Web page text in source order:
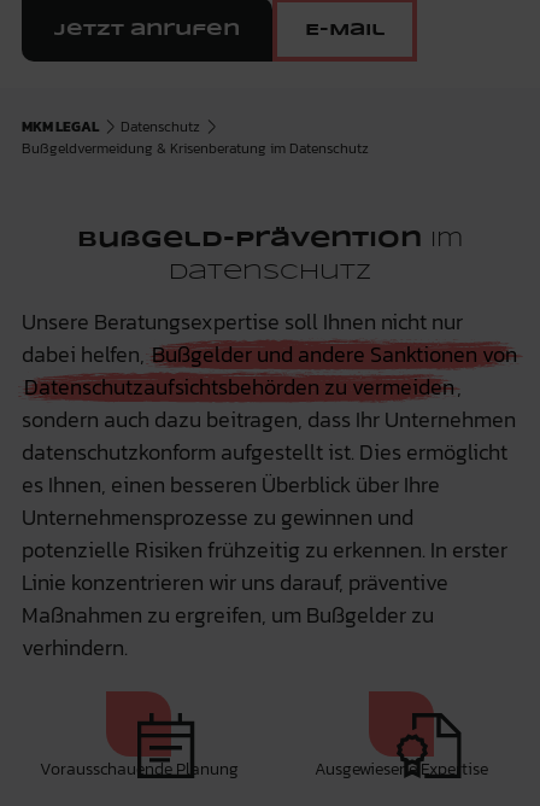
Jetzt anrufen E-Mail
MKM LEGAL
Datenschutz
Bußgeldvermeidung & Krisenberatung im Datenschutz
Bußgeld-Prävention im
Datenschutz
Unsere Beratungsexpertise soll Ihnen nicht nur
dabei helfen, Bußgelder und andere Sanktionen von
Datenschutzaufsichtsbehörden zu vermeiden,
sondern auch dazu beitragen, dass Ihr Unternehmen
datenschutzkonform aufgestellt ist. Dies ermöglicht
es Ihnen, einen besseren Überblick über Ihre
Unternehmensprozesse zu gewinnen und
potenzielle Risiken frühzeitig zu erkennen. In erster
Linie konzentrieren wir uns darauf, präventive
Maßnahmen zu ergreifen, um Bußgelder zu
verhindern.
Vorausschauende Planung Ausgewiesene Expertise